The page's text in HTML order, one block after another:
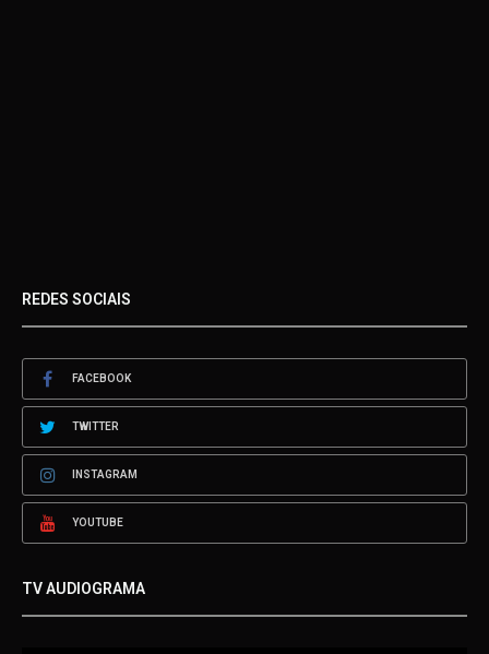
REDES SOCIAIS
FACEBOOK
TWITTER
INSTAGRAM
YOUTUBE
TV AUDIOGRAMA